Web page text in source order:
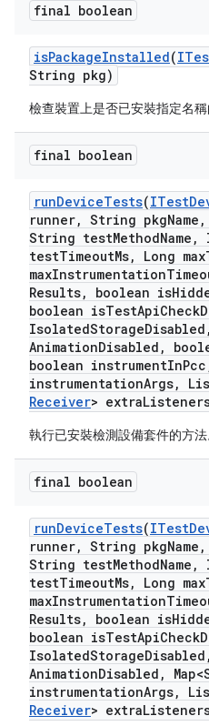
final boolean
isPackageInstalled(
String pkg)
檢查裝置上是否已安裝指定名
final boolean
runDeviceTests(ITest
runner, String pkgName ,
String testMethodName ,
testTimeoutMs, Long max
maxInstrumentation
Results, boolean is
boolean isTestApiCheck
IsolatedStorageDisabled ,
AnimationDisabled ,
boolean instrumentInPcc
instrumentationArgs,
Receiver> extra
執行已安裝檢測設備套件的方法
final boolean
runDeviceTests(ITest
runner, String pkgName ,
String testMethodName ,
testTimeoutMs, Long max
maxInstrumentation
Results, boolean is
boolean isTestApiCheck
IsolatedStorageDisabled ,
AnimationDisabled ,
instrumentationArgs,
Receiver> extra